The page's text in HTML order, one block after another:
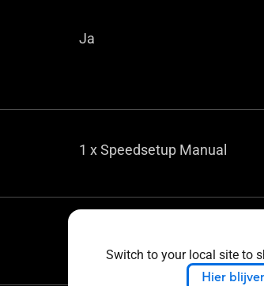
Switch to your local site to
Hier
Ja
1 x Speedsetup Manual